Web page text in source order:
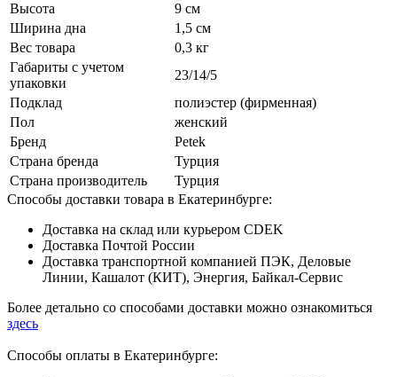
Высота
9 см
Ширина дна
1,5 см
Вес товара
0,3 кг
Габариты с учетом
упаковки
23/14/5
Подклад
полиэстер (фирменная)
Пол
женский
Бренд
Petek
Страна бренда
Турция
Страна производитель
Турция
Способы доставки товара в Екатеринбурге:
Доставка на склад или курьером CDEK
Доставка Почтой России
Доставка транспортной компанией ПЭК, Деловые
Линии, Кашалот (КИТ), Энергия, Байкал-Сервис
Более детально со способами доставки можно ознакомиться
здесь
Способы оплаты в Екатеринбурге: